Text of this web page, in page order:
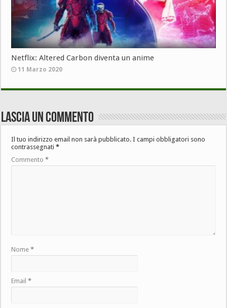
Netflix: Altered Carbon diventa un anime
11 Marzo 2020
Lascia un commento
Il tuo indirizzo email non sarà pubblicato. I campi obbligatori sono
contrassegnati*
Commento*
Nome*
Email*